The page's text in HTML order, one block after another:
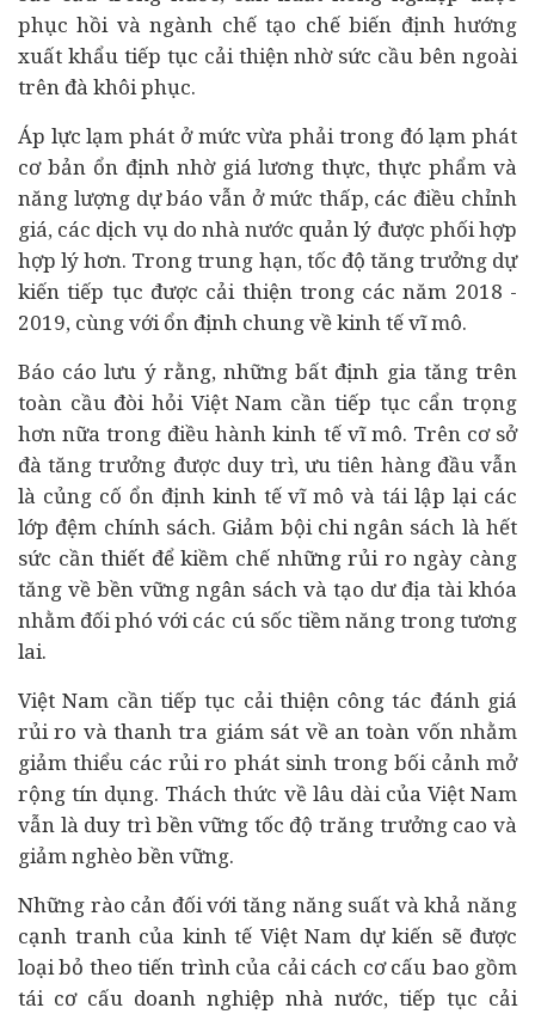
phục hồi và ngành chế tạo chế biến định hướng
xuất khẩu tiếp tục cải thiện nhờ sức cầu bên ngoài
trên đà khôi phục.
Áp lực lạm phát ở mức vừa phải trong đó lạm phát
cơ bản ổn định nhờ giá lương thực, thực phẩm và
năng lượng dự báo vẫn ở mức thấp, các điều chỉnh
giá, các dịch vụ do nhà nước quản lý được phối hợp
hợp lý hơn. Trong trung hạn, tốc độ tăng trưởng dự
kiến tiếp tục được cải thiện trong các năm 2018 -
2019, cùng với ổn định chung về kinh tế vĩ mô.
Báo cáo lưu ý rằng, những bất định gia tăng trên
toàn cầu đòi hỏi Việt Nam cần tiếp tục cẩn trọng
hơn nữa trong điều hành kinh tế vĩ mô. Trên cơ sở
đà tăng trưởng được duy trì, ưu tiên hàng đầu vẫn
là củng cố ổn định kinh tế vĩ mô và tái lập lại các
lớp đệm chính sách. Giảm bội chi ngân sách là hết
sức cần thiết để kiềm chế những rủi ro ngày càng
tăng về bền vững ngân sách và tạo dư địa tài khóa
nhằm đối phó với các cú sốc tiềm năng trong tương
lai.
Việt Nam cần tiếp tục cải thiện công tác đánh giá
rủi ro và thanh tra giám sát về an toàn vốn nhằm
giảm thiểu các rủi ro phát sinh trong bối cảnh mở
rộng tín dụng. Thách thức về lâu dài của Việt Nam
vẫn là duy trì bền vững tốc độ trăng trưởng cao và
giảm nghèo bền vững.
Những rào cản đối với tăng năng suất và khả năng
cạnh tranh của kinh tế Việt Nam dự kiến sẽ được
loại bỏ theo tiến trình của cải cách cơ cấu bao gồm
tái cơ cấu doanh nghiệp nhà nước, tiếp tục cải